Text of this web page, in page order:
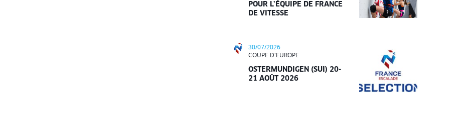
POUR L’ÉQUIPE DE FRANCE
DE VITESSE
30/07/2026
COUPE D'EUROPE
OSTERMUNDIGEN (SUI) 20-
21 AOÛT 2026